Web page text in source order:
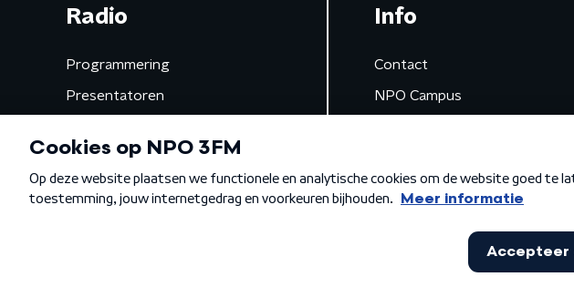
Radio
Programmering
Presentatoren
Gemist
Info
Contact
NPO Campus
Algemene voorwaarden Privacybeleid